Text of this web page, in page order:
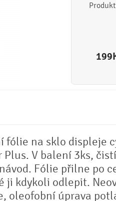
199
fólie na sklo displeje
Plus. V balení 3ks,
Fólie přilne po
ji kdykoli odlepit.
oleofobní úprava